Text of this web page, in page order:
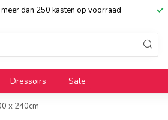
dan 250 kasten op voorraad
Dressoirs Sale
x 240cm